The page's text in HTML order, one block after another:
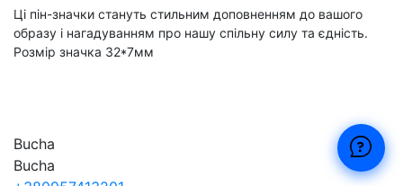
Ці пін-значки стануть стильним доповненням до вашого
образу і нагадуванням про нашу спільну силу та єдність.
Розмір значка 32*7мм
Bucha
Bucha